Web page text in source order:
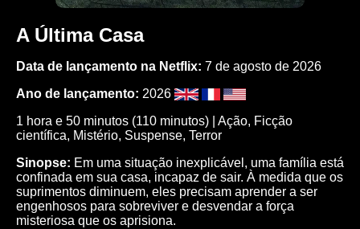
A Última Casa
Data de lançamento na Netflix: 7 de agosto de 2026
Ano de lançamento: 2026
1 hora e 50 minutos (110 minutos) | Ação, Ficção
científica, Mistério, Suspense, Terror
Sinopse: Em uma situação inexplicável, uma família está
confinada em sua casa, incapaz de sair. À medida que os
suprimentos diminuem, eles precisam aprender a ser
engenhosos para sobreviver e desvendar a força
misteriosa que os aprisiona.